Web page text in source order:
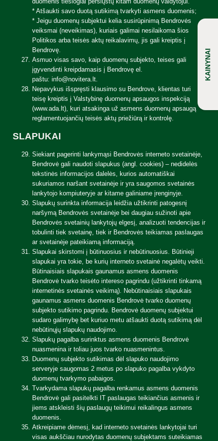
Medžiagos, kurias perdirbame
Perdirbimo paslaugos
Perdirbimo procesas
Kas sudaro perdirbimo kainą
DUK
Vario supirkimas
Metalai
Atgal
Rinkos apžvalgos
Rinkos apžvalgos
Prekės
Analitinė įranga VANTA XRF
Mechaninė įranga
Paslaugos
Paslaugų kainynai
Laboratoriniai tyrimai
Mechaninis apdirbimas
Lydymas ir gryninimas
Kodėl NOVITERA?
Apie mus
Naujienos
Karjera
Ar žinojote, kad?
Kontaktai
Įmonė ir administracija
Perdirbimo vadybininkai
Pirkimų vadybininkai
Supirktuvės
KAINYNAI
* Atšaukti savo duotą sutikimą tvarkyti asmens duomenis;
* Jeigu duomenų subjektui kelia susirūpinimą Bendrovės
veiksmai (neveikimas), kuriais galimai nesilaikoma šios
Politikos arba teisės aktų reikalavimų, jis gali kreiptis į
Bendrovę.
Asmuo visas savo, kaip duomenų subjekto, teises gali
įgyvendinti kreipdamasis į Bendrovę el.
paštu: info@novitera.lt.
Nepavykus išspręsti klausimo su Bendrove, klientas turi
teisę kreiptis į Valstybinę duomenų apsaugos inspekciją
(www.ada.lt), kuri atsakinga už asmens duomenų apsaugą
reglamentuojančių teisės aktų priežiūrą ir kontrolę.
SLAPUKAI
Siekiant pagerinti lankymąsi Bendrovės interneto svetainėje,
Bendrovė gali naudoti slapukus (angl. cookies) – nedidelės
tekstinės informacijos dalelės, kurios automatiškai
sukuriamos naršant svetainėje ir yra saugomos svetainės
lankytojo kompiuteryje ar kitame galiniame įrenginyje.
Slapukų surinkta informacija leidžia užtikrinti patogesnį
naršymą Bendrovės svetainėje bei daugiau sužinoti apie
Bendrovės svetainių lankytojų elgesį, analizuoti tendencijas ir
tobulinti tiek svetainę, tiek ir Bendrovės teikiamas paslaugas
ar svetainėje pateikiamą informaciją.
Slapukai skirstomi į būtinuosius ir nebūtinuosius. Būtinieji
slapukai yra tokie, be kurių interneto svetainė negalėtų veikti.
Būtinaisiais slapukais gaunamus asmens duomenis
Bendrovė tvarko teisėto intereso pagrindu (užtikrinti tinkamą
internetinės svetainės veikimą). Nebūtinaisiais slapukais
gaunamus asmens duomenis Bendrovė tvarko duomenų
subjekto sutikimo pagrindu. Bendrovė duomenų subjektui
sudaro galimybę bet kuriuo metu atšaukti duotą sutikimą dėl
nebūtinųjų slapukų naudojimo.
Slapukų pagalba surinktus asmens duomenis Bendrovė
nuasmenina ir toliau juos tvarko nuasmenintus.
Duomenų subjekto sutikimas dėl slapuko naudojimo
serveryje saugomas 2 metus po slapuko pagalba vykdyto
duomenų tvarkymo pabaigos.
Tvarkydama slapukų pagalba renkamus asmens duomenis
Bendrovė gali pasitelkti IT paslaugas teikiančius asmenis ir
jiems atskleisti šių paslaugų teikimui reikalingus asmens
duomenis.
Atkreipiame dėmesį, kad interneto svetainės lankytojai turi
visas aukščiau nurodytas duomenų subjektams suteikiamas